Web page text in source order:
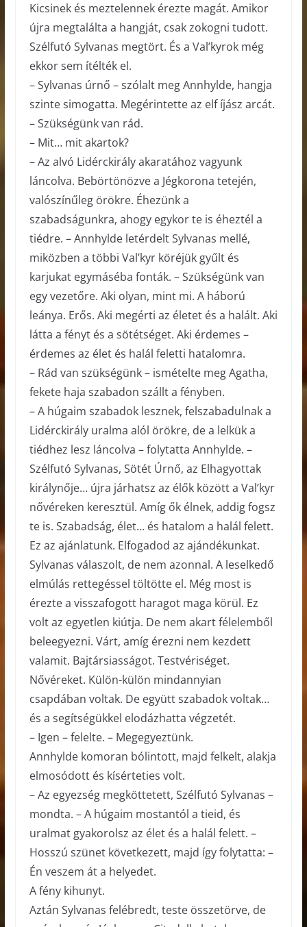
Kicsinek és meztelennek érezte magát. Amikor
újra megtalálta a hangját, csak zokogni tudott.
Szélfutó Sylvanas megtört. És a Val’kyrok még
ekkor sem ítélték el.
– Sylvanas úrnő – szólalt meg Annhylde, hangja
szinte simogatta. Megérintette az elf íjász arcát.
– Szükségünk van rád.
– Mit… mit akartok?
– Az alvó Lidérckirály akaratához vagyunk
láncolva. Bebörtönözve a Jégkorona tetején,
valószínűleg örökre. Éhezünk a
szabadságunkra, ahogy egykor te is éheztél a
tiédre. – Annhylde letérdelt Sylvanas mellé,
miközben a többi Val’kyr köréjük gyűlt és
karjukat egymáséba fonták. – Szükségünk van
egy vezetőre. Aki olyan, mint mi. A háború
leánya. Erős. Aki megérti az életet és a halált. Aki
látta a fényt és a sötétséget. Aki érdemes –
érdemes az élet és halál feletti hatalomra.
– Rád van szükségünk – ismételte meg Agatha,
fekete haja szabadon szállt a fényben.
– A húgaim szabadok lesznek, felszabadulnak a
Lidérckirály uralma alól örökre, de a lelkük a
tiédhez lesz láncolva – folytatta Annhylde. –
Szélfutó Sylvanas, Sötét Úrnő, az Elhagyottak
királynője… újra járhatsz az élők között a Val’kyr
nővéreken keresztül. Amíg ők élnek, addig fogsz
te is. Szabadság, élet… és hatalom a halál felett.
Ez az ajánlatunk. Elfogadod az ajándékunkat.
Sylvanas válaszolt, de nem azonnal. A leselkedő
elmúlás rettegéssel töltötte el. Még most is
érezte a visszafogott haragot maga körül. Ez
volt az egyetlen kiútja. De nem akart félelemből
beleegyezni. Várt, amíg érezni nem kezdett
valamit. Bajtársiasságot. Testvériséget.
Nővéreket. Külön-külön mindannyian
csapdában voltak. De együtt szabadok voltak…
és a segítségükkel elodázhatta végzetét.
– Igen – felelte. – Megegyeztünk.
Annhylde komoran bólintott, majd felkelt, alakja
elmosódott és kísérteties volt.
– Az egyezség megköttetett, Szélfutó Sylvanas –
mondta. – A húgaim mostantól a tieid, és
uralmat gyakorolsz az élet és a halál felett. –
Hosszú szünet következett, majd így folytatta: –
Én veszem át a helyedet.
A fény kihunyt.
Aztán Sylvanas felébredt, teste összetörve, de